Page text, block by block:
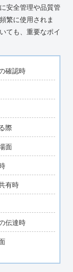
安全管理や品質管
繁に使用されま
ても、重要なポイ
確認時
際
面
有時
伝達時